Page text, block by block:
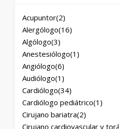
Acupuntor(2)
Alergólogo(16)
Algólogo(3)
Anestesiólogo(1)
Angiólogo(6)
Audiólogo(1)
Cardiólogo(34)
Cardiólogo pediátrico(1)
Cirujano bariatra(2)
Cirujano cardiovascular y